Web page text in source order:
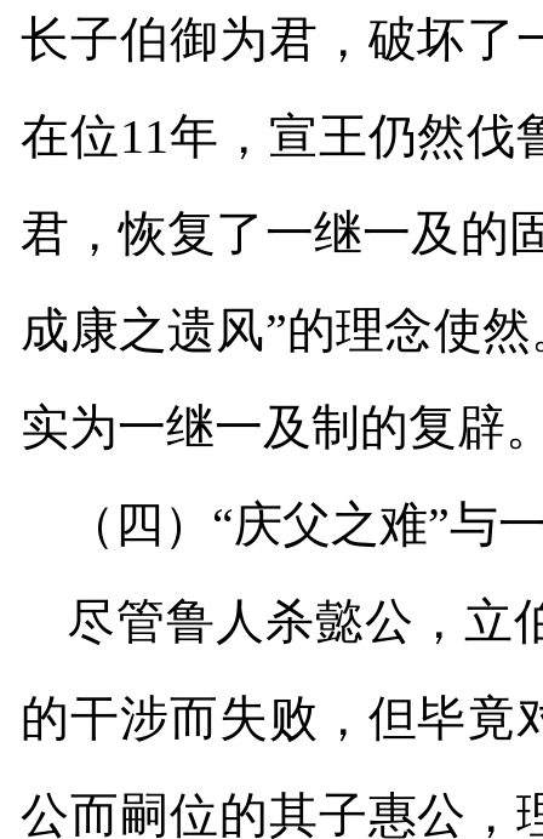
长子伯御为君，破坏了
在位11年，宣王仍然伐
君，恢复了一继一及的
成康之遗风”的理念使
实为一继一及制的复辟
（四）“庆父之难”与
尽管鲁人杀懿公，立
的干涉而失败，但毕竟
公而嗣位的其子惠公，